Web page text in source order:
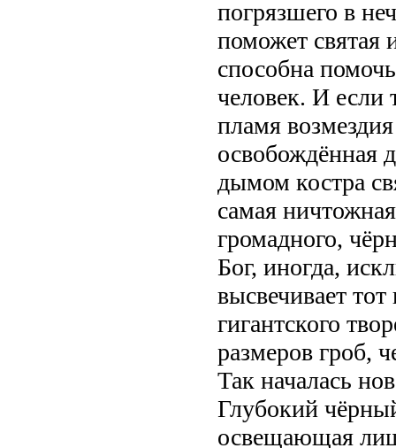
погрязшего в
поможет святая
способна
человек. И если
пламя
освобождённая
дымом костра
самая
громадного,
Бог, иногда,
высвечивает
гигантского
размеров гроб,
Так началась
Глубокий
освещающая